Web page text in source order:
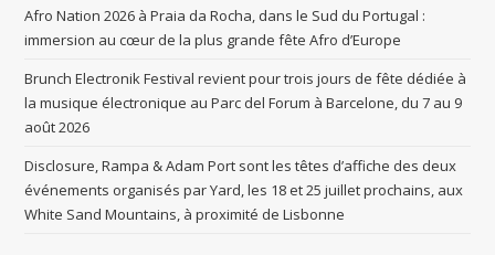
Afro Nation 2026 à Praia da Rocha, dans le Sud du Portugal :
immersion au cœur de la plus grande fête Afro d’Europe
Brunch Electronik Festival revient pour trois jours de fête dédiée à
la musique électronique au Parc del Forum à Barcelone, du 7 au 9
août 2026
Disclosure, Rampa & Adam Port sont les têtes d’affiche des deux
événements organisés par Yard, les 18 et 25 juillet prochains, aux
White Sand Mountains, à proximité de Lisbonne